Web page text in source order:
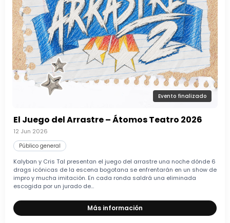
Evento finalizado
El Juego del Arrastre – Átomos Teatro 2026
12 Jun 2026
Público general
Kalyban y Cris Tal presentan el juego del arrastre una noche dónde 6
drags icónicas de la escena bogotana se enfrentarán en un show de
impro y mucha imitación. En cada ronda saldrá una eliminada
escogida por un jurado de...
Más información